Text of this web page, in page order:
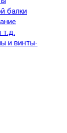
балки
т.д.
и винты-